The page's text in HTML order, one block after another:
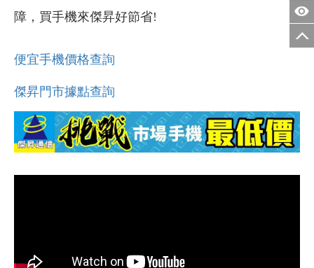
障，買手機來傑昇好節省!
便宜手機價格查詢
傑昇門市據點查詢